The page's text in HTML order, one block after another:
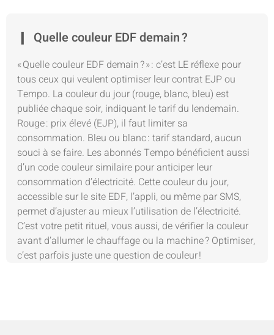
Quelle couleur EDF demain ?
« Quelle couleur EDF demain ? » : c’est LE réflexe pour
tous ceux qui veulent optimiser leur contrat EJP ou
Tempo. La couleur du jour (rouge, blanc, bleu) est
publiée chaque soir, indiquant le tarif du lendemain.
Rouge : prix élevé (EJP), il faut limiter sa
consommation. Bleu ou blanc : tarif standard, aucun
souci à se faire. Les abonnés Tempo bénéficient aussi
d’un code couleur similaire pour anticiper leur
consommation d’électricité. Cette couleur du jour,
accessible sur le site EDF, l’appli, ou même par SMS,
permet d’ajuster au mieux l’utilisation de l’électricité.
C’est votre petit rituel, vous aussi, de vérifier la couleur
avant d’allumer le chauffage ou la machine ? Optimiser,
c’est parfois juste une question de couleur !